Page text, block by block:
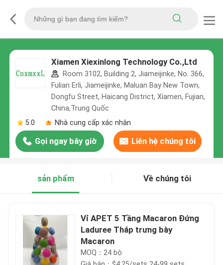
Xiamen Xiexinlong Technology Co.,Ltd
Room 3102, Building 2, Jiameijinke, No. 366,
Fulian Erli, Jiameijinke, Maluan Bay New Town,
Dongfu Street, Haicang District, Xiamen, Fujian,
China,Trung Quốc
5.0
Nhà cung cấp xác nhận
Gọi ngay bây giờ Liên hệ chúng tôi
sản phẩm Về chúng tôi
Vỉ APET 5 Tầng Macaron Đứng
Laduree Tháp trưng bày
Macaron
MOQ：24 bộ